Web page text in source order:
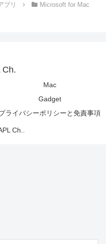
プリ Microsoft for Mac
Ch.
Mac
Gadget
ライバシーポリシーと免責事項
Ch..